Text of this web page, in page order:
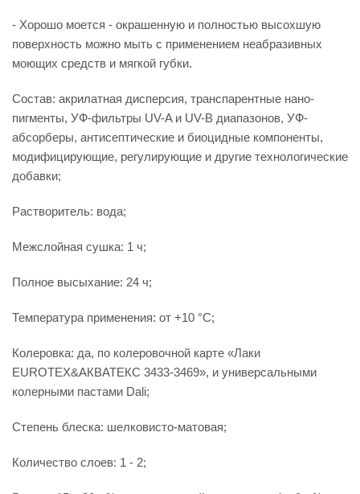
- Хорошо моется - окрашенную и полностью высохшую
поверхность можно мыть с применением неабразивных
моющих средств и мягкой губки.
Состав: акрилатная дисперсия, транспарентные нано-
пигменты, УФ-фильтры UV-A и UV-B диапазонов, УФ-
абсорберы, антисептические и биоцидные компоненты,
модифицирующие, регулирующие и другие технологические
добавки;
Растворитель: вода;
Межслойная сушка: 1 ч;
Полное высыхание: 24 ч;
Температура применения: от +10 °С;
Колеровка: да, по колеровочной карте «Лаки
EUROTEX&АКВАТЕКС 3433-3469», и универсальными
колерными пастами Dali;
Степень блеска: шелковисто-матовая;
Количество слоев: 1 - 2;